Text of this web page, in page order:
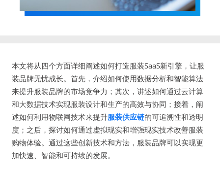
本文将从四个方面详细阐述如何打造服装SaaS新引擎，让服
装品牌无忧成长。首先，介绍如何使用数据分析和智能算法
来提升服装品牌的市场竞争力；其次，讲述如何通过云计算
和大数据技术实现服装设计和生产的高效与协同；接着，阐
述如何利用物联网技术来提升服装供应链的可追溯性和透明
度；之后，探讨如何通过虚拟现实和增强现实技术改善服装
购物体验。通过这些创新技术和方法，服装品牌可以实现更
加快速、智能和可持续的发展。